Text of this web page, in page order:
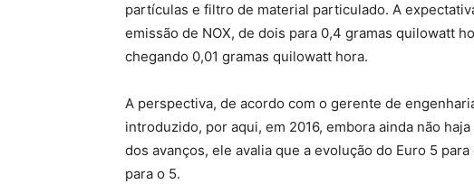
partículas e filtro de material particulado. A
emissão de NOX, de dois para 0,4 gramas quilowatt
chegando 0,01 gramas quilowatt hora.
A perspectiva, de acordo com o gerente de
introduzido, por aqui, em 2016, embora ainda não
dos avanços, ele avalia que a evolução do Euro 5
para o 5.